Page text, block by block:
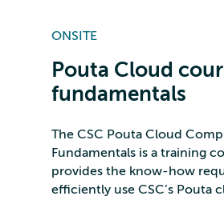
ONSITE
Pouta Cloud
fundamentals
The CSC Pouta Cloud
Fundamentals is a training
provides the know-how
efficiently use CSC’s Pouta